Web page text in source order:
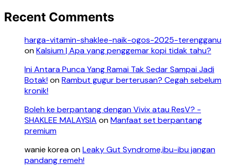
Recent Comments
harga-vitamin-shaklee-naik-ogos-2025-terengganu
onKalsium | Apa yang penggemar kopi tidak tahu?
Ini Antara Punca Yang Ramai Tak Sedar Sampai Jadi
Botak!onRambut gugur berterusan? Cegah sebelum
kronik!
Boleh ke berpantang dengan Vivix atau ResV? -
SHAKLEE MALAYSIA onManfaat set berpantang
premium
wanie koreaonLeaky Gut Syndrome,ibu-ibu jangan
pandang remeh!